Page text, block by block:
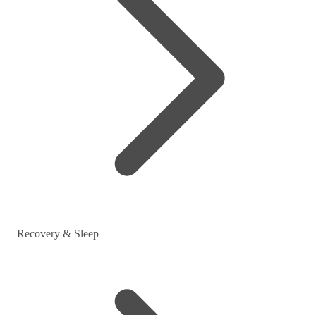
Recovery & Sleep